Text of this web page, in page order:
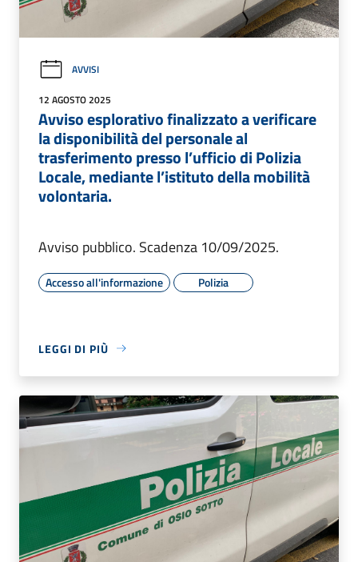
AVVISI
12 AGOSTO 2025
Avviso esplorativo finalizzato a verificare
la disponibilità del personale al
trasferimento presso l’ufficio di Polizia
Locale, mediante l’istituto della mobilità
volontaria.
Avviso pubblico. Scadenza 10/09/2025.
Accesso all'informazione Polizia
LEGGI DI PIÙ